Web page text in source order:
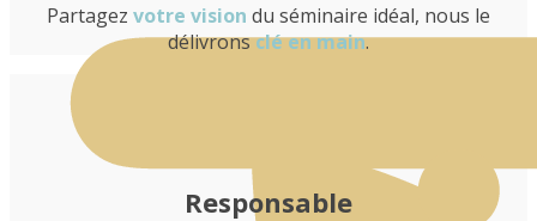
Partagez votre vision du séminaire idéal, nous le
délivronsclé en main.
Responsable